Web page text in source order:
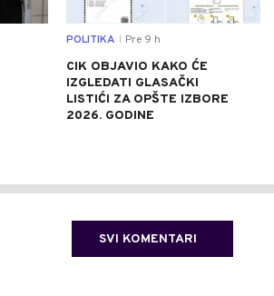
POLITIKA Pre 9 h
CIK OBJAVIO KAKO ĆE
IZGLEDATI GLASAČKI
LISTIĆI ZA OPŠTE IZBORE
2026. GODINE
SVI KOMENTARI